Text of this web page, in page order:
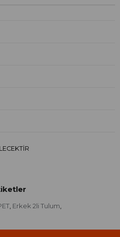
, Erkek 2li Tulum,